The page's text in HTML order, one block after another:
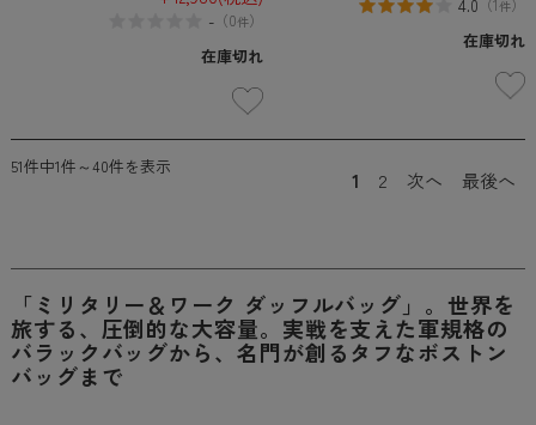
-（0件）
在庫切れ
4.0 （1件）
在庫切れ
51件中1件～40件を表示
1 2 次へ 最後へ
「ミリタリー＆ワーク ダッフルバッグ」。世界を
旅する、圧倒的な大容量。実戦を支えた軍規格の
バラックバッグから、名門が創るタフなボストン
バッグまで